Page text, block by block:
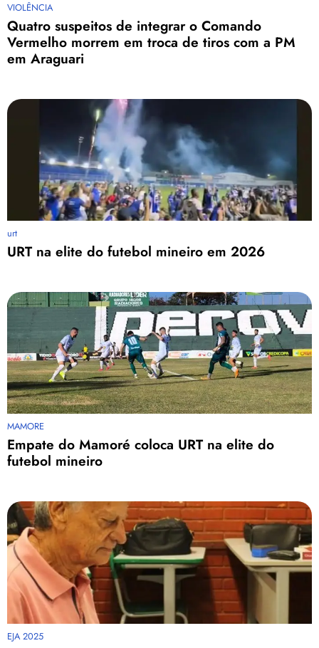
VIOLÊNCIA
Quatro suspeitos de integrar o Comando
Vermelho morrem em troca de tiros com a PM
em Araguari
urt
URT na elite do futebol mineiro em 2026
MAMORE
Empate do Mamoré coloca URT na elite do
futebol mineiro
EJA 2025